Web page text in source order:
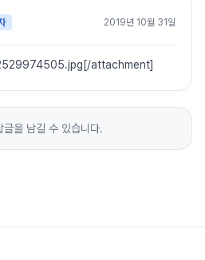
2019년 10월 31일
attachment]
글을 남길 수 있습니다.